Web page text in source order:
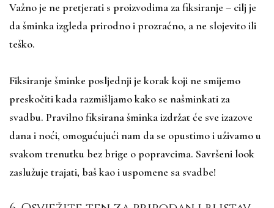
Važno je ne pretjerati s proizvodima za fiksiranje – cilj je
da šminka izgleda prirodno i prozračno, a ne slojevito ili
teško.
Fiksiranje šminke posljednji je korak koji ne smijemo
preskočiti kada razmišljamo kako se našminkati za
svadbu. Pravilno fiksirana šminka izdržat će sve izazove
dana i noći, omogućujući nam da se opustimo i uživamo u
svakom trenutku bez brige o popravcima. Savršeni look
zaslužuje trajati, baš kao i uspomene sa svadbe!